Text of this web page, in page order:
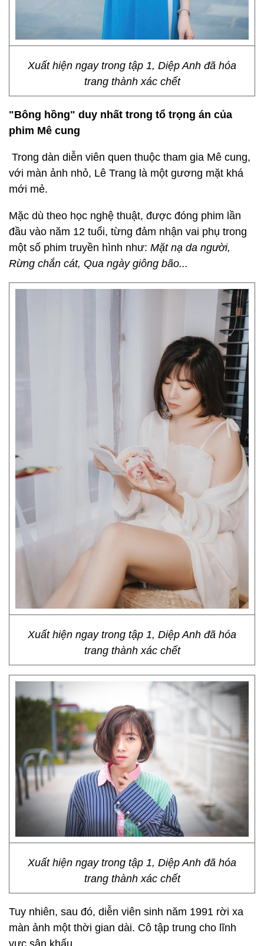
Xuất hiện ngay trong tập 1, Diệp Anh đã hóa
trang thành xác chết
"Bông hồng" duy nhất trong tổ trọng án của
phim Mê cung
Trong dàn diễn viên quen thuộc tham gia Mê cung,
với màn ảnh nhỏ, Lê Trang là một gương mặt khá
mới mẻ.
Mặc dù theo học nghệ thuật, được đóng phim lần
đầu vào năm 12 tuổi, từng đảm nhận vai phụ trong
một số phim truyền hình như: Mặt nạ da người,
Rừng chắn cát, Qua ngày giông bão...
Xuất hiện ngay trong tập 1, Diệp Anh đã hóa
trang thành xác chết
Xuất hiện ngay trong tập 1, Diệp Anh đã hóa
trang thành xác chết
Tuy nhiên, sau đó, diễn viên sinh năm 1991 rời xa
màn ảnh một thời gian dài. Cô tập trung cho lĩnh
vực sân khấu.